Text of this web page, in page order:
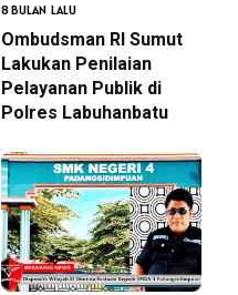
8 BULAN LALU
Ombudsman RI Sumut
Lakukan Penilaian
Pelayanan Publik di
Polres Labuhanbatu